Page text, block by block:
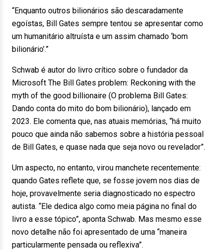
“Enquanto outros bilionários são descaradamente
egoístas, Bill Gates sempre tentou se apresentar como
um humanitário altruísta e um assim chamado ‘bom
bilionário’.”
Schwab é autor do livro crítico sobre o fundador da
Microsoft The Bill Gates problem: Reckoning with the
myth of the good billionaire (O problema Bill Gates:
Dando conta do mito do bom bilionário), lançado em
2023. Ele comenta que, nas atuais memórias, “há muito
pouco que ainda não sabemos sobre a história pessoal
de Bill Gates, e quase nada que seja novo ou revelador”.
Um aspecto, no entanto, virou manchete recentemente:
quando Gates reflete que, se fosse jovem nos dias de
hoje, provavelmente seria diagnosticado no espectro
autista. “Ele dedica algo como meia página no final do
livro a esse tópico”, aponta Schwab. Mas mesmo esse
novo detalhe não foi apresentado de uma “maneira
particularmente pensada ou reflexiva”.